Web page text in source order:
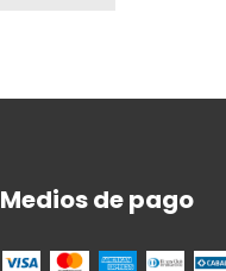
Medios de pago